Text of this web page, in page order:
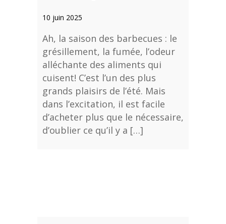
10 juin 2025
Ah, la saison des barbecues : le
grésillement, la fumée, l’odeur
alléchante des aliments qui
cuisent! C’est l’un des plus
grands plaisirs de l’été. Mais
dans l’excitation, il est facile
d’acheter plus que le nécessaire,
d’oublier ce qu’il y a […]